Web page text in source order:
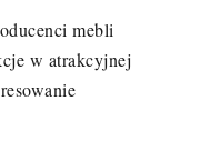
mebli
w atrakcyjnej